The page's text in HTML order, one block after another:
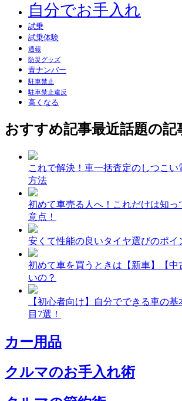
自分でお手入れ
試乗
試乗体験
通報
防災グッズ
青ナンバー
駐車禁止
駐車禁止違反
高くなる
おすすめ記事最近話題の記
これで解決！車一括査定のしつこい
方法
初めて車売る人へ！これだけは知っ
意点！
安くて性能の良いタイヤ選びのポイ
初めて車を買うときは【新車】【中
いの？
【初心者向け】自分でできる車の
目7選！
カー用品
クルマのお手入れ術